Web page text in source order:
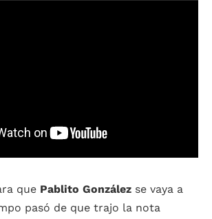
que Pablito González se vaya a
pasó de que trajo la nota